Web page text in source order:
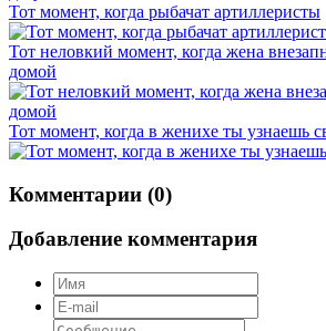
Тот момент, когда рыбачат артиллеристы
Тот неловкий момент, когда жена
домой
Тот момент, когда в женихе ты узнаешь
Комментарии (0)
Добавление комментария